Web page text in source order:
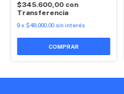
$345.600,00 con
Transferencia
9x $48.000,00 sin interés
COMPRAR